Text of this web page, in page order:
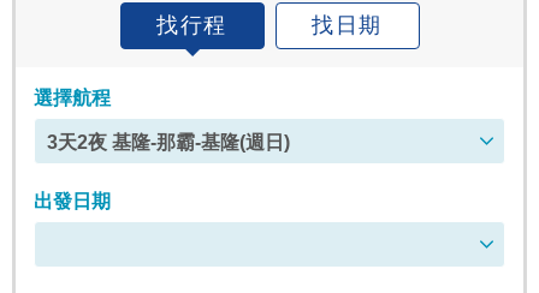
找行程 找日期
選擇航程
3天2夜 基隆-那霸-基隆(週日)
出發日期